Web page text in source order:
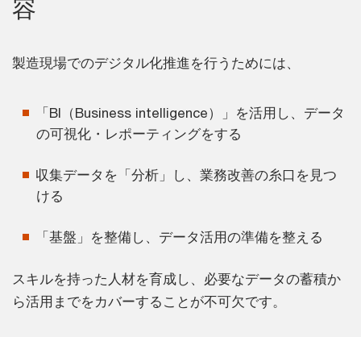
容
製造現場でのデジタル化推進を行うためには、
「BI（Business intelligence）」を活用し、データ
の可視化・レポーティングをする
収集データを「分析」し、業務改善の糸口を見つ
ける
「基盤」を整備し、データ活用の準備を整える
スキルを持った人材を育成し、必要なデータの蓄積か
ら活用までをカバーすることが不可欠です。